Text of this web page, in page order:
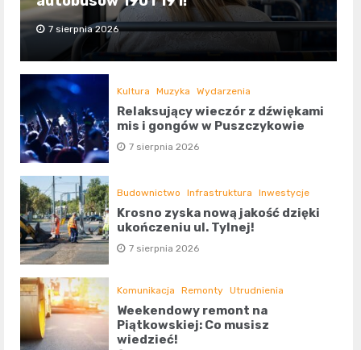
7 sierpnia 2026
Kultura Muzyka Wydarzenia
Relaksujący wieczór z dźwiękami
mis i gongów w Puszczykowie
7 sierpnia 2026
Budownictwo Infrastruktura Inwestycje
Krosno zyska nową jakość dzięki
ukończeniu ul. Tylnej!
7 sierpnia 2026
Komunikacja Remonty Utrudnienia
Weekendowy remont na
Piątkowskiej: Co musisz
wiedzieć!